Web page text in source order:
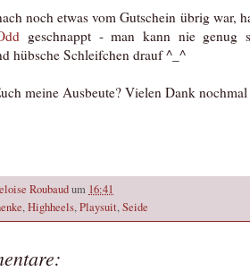
noch etwas vom Gutschein übrig war,
geschnappt - man kann nie genug
hübsche Schleifchen drauf ^_^
meine Ausbeute? Vielen Dank
Roubaudum 16:41
,Highheels,Playsuit,Seide